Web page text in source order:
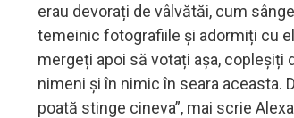
erau devorați de vâlvătăi, cum
temeinic fotografiile și adormiți cu
mergeți apoi să votați așa, copleșiți
nimeni și în nimic în seara aceasta.
poată stinge cineva”, mai scrie